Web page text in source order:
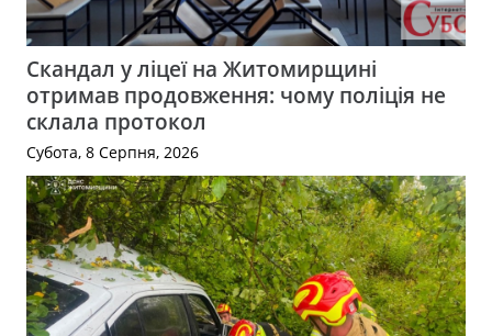
Скандал у ліцеї на Житомирщині
отримав продовження: чому поліція не
склала протокол
Субота, 8 Серпня, 2026